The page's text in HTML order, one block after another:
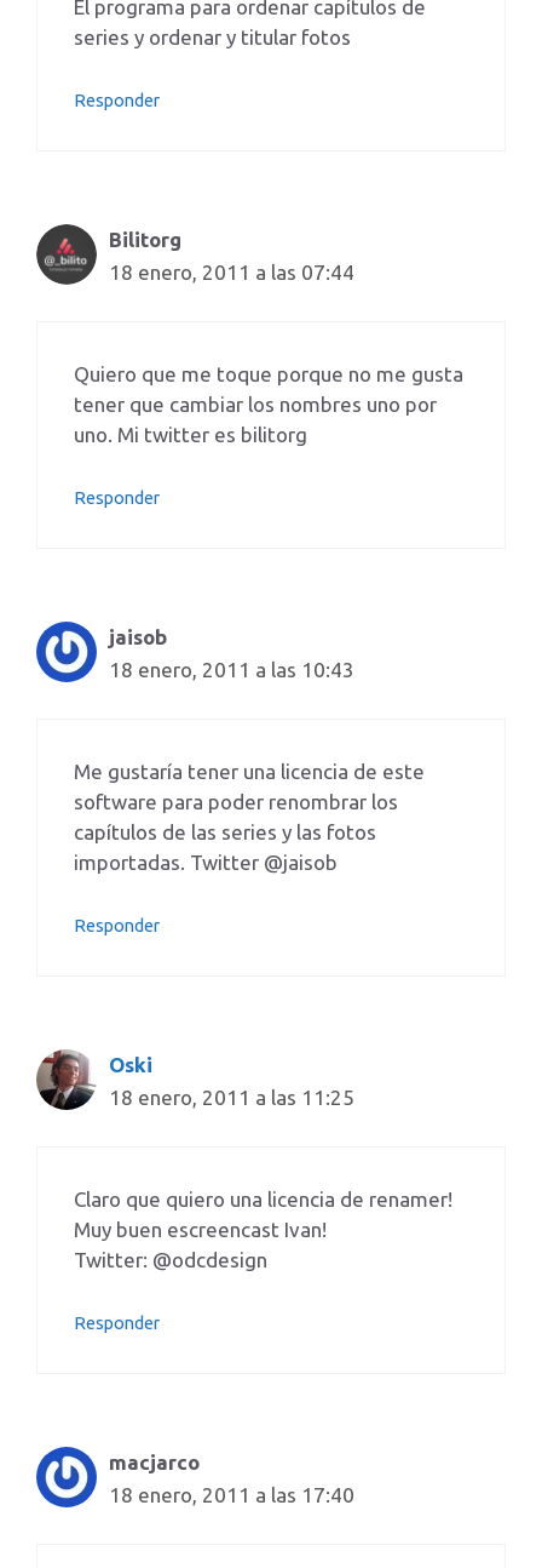
El programa para ordenar capítulos de
series y ordenar y titular fotos
Responder
Bilitorg
18 enero, 2011 a las 07:44
Quiero que me toque porque no me gusta
tener que cambiar los nombres uno por
uno. Mi twitter es bilitorg
Responder
jaisob
18 enero, 2011 a las 10:43
Me gustaría tener una licencia de este
software para poder renombrar los
capítulos de las series y las fotos
importadas. Twitter @jaisob
Responder
Oski
18 enero, 2011 a las 11:25
Claro que quiero una licencia de renamer!
Muy buen escreencast Ivan!
Twitter: @odcdesign
Responder
macjarco
18 enero, 2011 a las 17:40